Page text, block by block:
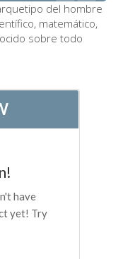
del hombre
matemático,
sobre todo